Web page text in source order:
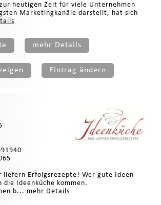
heutigen Zeit für viele Unternehmen
Marketingkanäle darstellt, hat sich
mehr Details
Eintrag ändern
liefern Erfolgsrezepte! Wer gute Ideen
die Ideenküche kommen.
b... mehr Details